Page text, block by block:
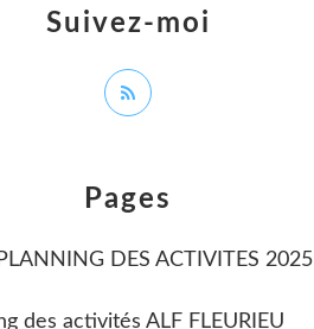
Pages
DES ACTIVITES 2025
des activités ALF FLEURIEU
Suivez-moi